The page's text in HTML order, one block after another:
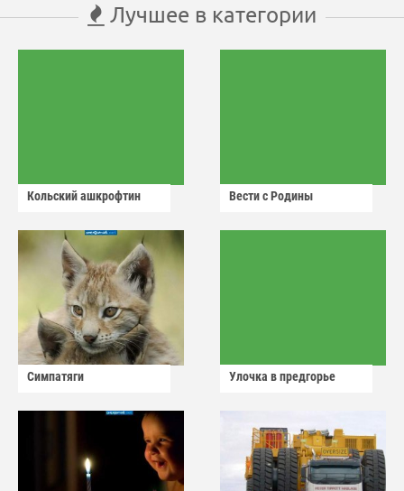
Лучшее в категории
Кольский ашкрофтин Вести с Родины
Симпатяги Улочка в предгорье